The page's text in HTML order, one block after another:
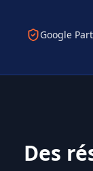
Google
Des